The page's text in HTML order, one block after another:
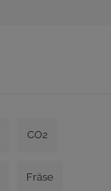
CO2
Fräse